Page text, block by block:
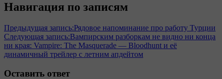
Навигация по записям
Предыдущая запись:Рядовое напоминание про работу Турции
Следующая запись:Вампирским разборкам не видно ни конца
ни края: Vampire: The Masquerade — Bloodhunt и её
динамичный трейлер с летним апдейтом
Оставить ответ